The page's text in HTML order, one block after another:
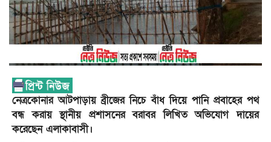
নেত্রকোনার আটপাড়ায় ব্রীজের নিচে বাঁধ দিয়ে পানি প্রবাহের পথ
বন্ধ করায় স্থানীয় প্রশাসনের বরাবর লিখিত অভিযোগ দায়ের
করেছেন এলাকাবাসী।